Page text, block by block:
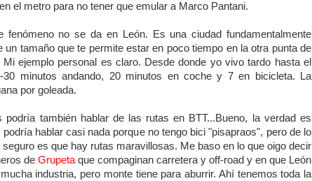
el metro para no tener que emular a Marco Pantani.
fenómeno no se da en León. Es una ciudad fundamentalmente
un tamaño que te permite estar en poco tiempo en la otra punta de
Mi ejemplo personal es claro. Desde donde yo vivo tardo hasta el
30 minutos andando, 20 minutos en coche y 7 en bicicleta. La
por goleada.
podría también hablar de las rutas en BTT...Bueno, la verdad es
podría hablar casi nada porque no tengo bici "pisapraos", pero de lo
es que hay rutas maravillosas. Me baso en lo que oigo decir
de Grupetaque compaginan carretera y off-road y en que León
industria, pero monte tiene para aburrir. Ahí tenemos toda la